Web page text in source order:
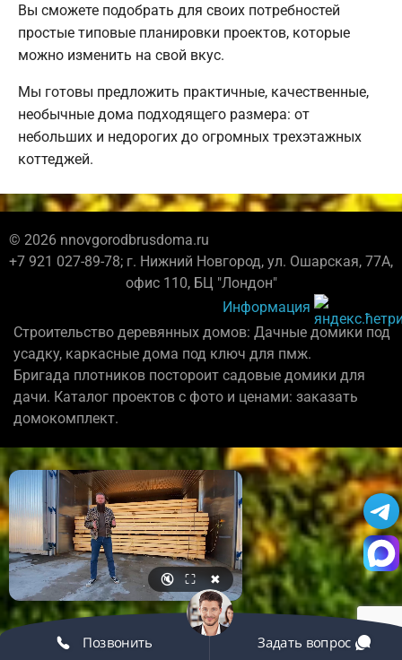
Вы сможете подобрать для своих потребностей
простые типовые планировки проектов, которые
можно изменить на свой вкус.
Мы готовы предложить практичные, качественные,
необычные дома подходящего размера: от
небольших и недорогих до огромных трехэтажных
коттеджей.
© 2026 nnovgorodbrusdoma.ru
+7 921 027-89-78; г. Нижний Новгород, ул. Ошарская, 77А,
офис 110, БЦ "Лондон"
Информация
Строительство деревянных домов: Дачные домики под
усадку, каркасные дома под ключ для пмж.
Бригада плотников постороит садовые домики для
дачи. Каталог проектов с фото и ценами: заказать
домокомплект.
🔇 ⛶ ✖
Позвонить Задать вопрос